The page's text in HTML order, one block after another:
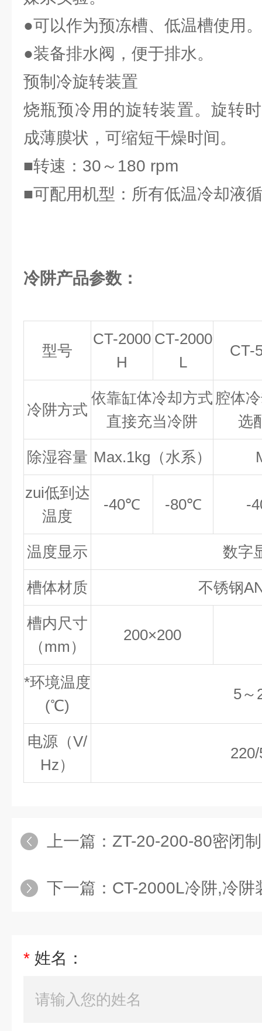
●可以作为预冻槽、低温槽使用。
●装备排水阀，便于排水。
预制冷旋转装置
烧瓶预冷用的旋转装置。旋转
成薄膜状，可缩短干燥时间。
■转速：30～180 rpm
■可配用机型：所有低温冷却液
冷阱产品参数：
型号
CT-2000
H
CT-2000
L
CT-
冷阱方式
依靠缸体冷却方式
直接充当冷阱
腔体
选
除湿容量 Max.1kg（水系）
zui低到达
温度
-40℃ -80℃ -
温度显示 数字
槽体材质 不锈钢
槽内尺寸
（mm）
200×200
*环境温度
(℃)
5～
电源（V/
Hz）
上一篇： ZT-20-200-80密闭制冷加热
下一篇： CT-2000L冷阱,冷阱
* 姓名：